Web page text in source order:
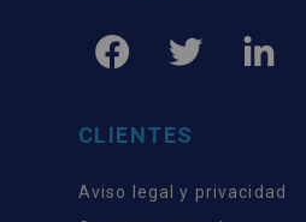
CLIENTES
Aviso legal y privacidad